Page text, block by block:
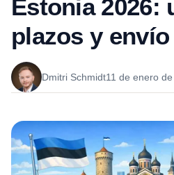
Estonia 2026:
plazos y envío
Dmitri Schmidt11 de enero